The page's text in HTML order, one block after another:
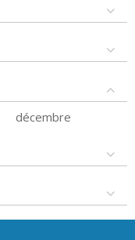
décembre